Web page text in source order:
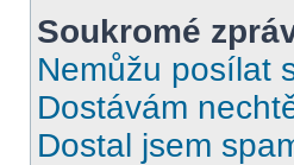
Soukromé
Nemůžu posílat
Dostávám
Dostal jsem